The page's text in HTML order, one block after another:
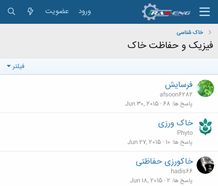
ورود عضویت
خاک شناسی
فیزیک و حفاظت خاک
فیلتر
فرسایش
afsoon6282
پاسخ ها 68
Jun 30, 2015
خاک ورزی
Phyto
پاسخ ها 10
Jun 27, 2015
خاکورزی حفاظتی
hadis66
پاسخ ها 2
Jun 18, 2015